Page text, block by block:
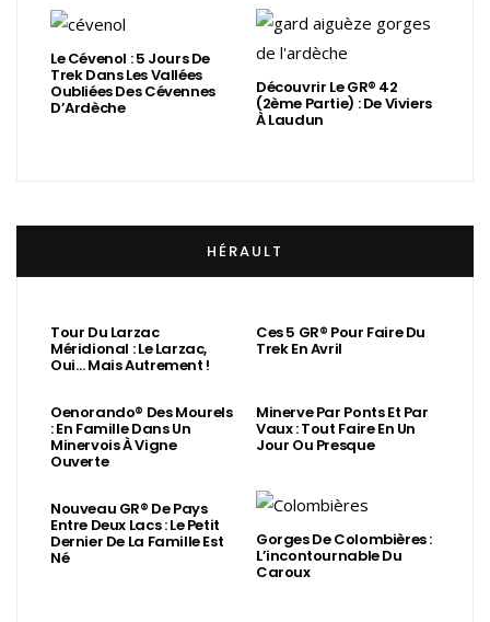
Le Cévenol : 5 Jours De
Trek Dans Les Vallées
Oubliées Des Cévennes
D’Ardèche
Découvrir Le GR® 42
(2ème Partie) : De Viviers
À Laudun
HÉRAULT
Tour Du Larzac
Méridional : Le Larzac,
Oui… Mais Autrement !
Ces 5 GR® Pour Faire Du
Trek En Avril
Oenorando® Des Mourels
: En Famille Dans Un
Minervois À Vigne
Ouverte
Minerve Par Ponts Et Par
Vaux : Tout Faire En Un
Jour Ou Presque
Nouveau GR® De Pays
Entre Deux Lacs : Le Petit
Dernier De La Famille Est
Né
Gorges De Colombières :
L’incontournable Du
Caroux